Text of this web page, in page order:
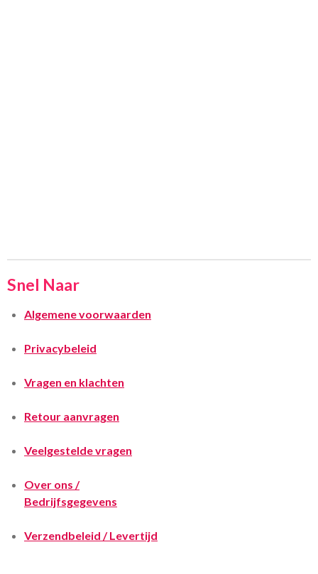
Snel Naar
Algemene voorwaarden
Privacybeleid
Vragen en klachten
Retour aanvragen
Veelgestelde vragen
Over ons /
Bedrijfsgegevens
Verzendbeleid / Levertijd